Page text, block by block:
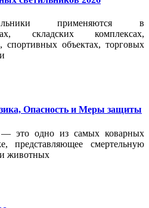
применяются в
складских комплексах,
спортивных объектах, торговых
Опасность и Меры защиты
это одно из самых коварных
представляющее смертельную
и животных